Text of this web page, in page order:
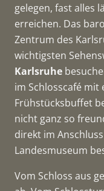
gelegen, fast alles
erreichen. Das
Zentrum des
wichtigsten
Karlsruhe
im Schlosscafé
Frühstücksbuffet
nicht ganz so
direkt im
Landesmuseum
Vom Schloss aus